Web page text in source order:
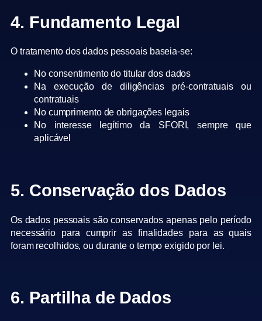
4. Fundamento Legal
O tratamento dos dados pessoais baseia-se:
No consentimento do titular dos dados
Na execução de diligências pré-contratuais ou
contratuais
No cumprimento de obrigações legais
No interesse legítimo da SFORI, sempre que
aplicável
5. Conservação dos Dados
Os dados pessoais são conservados apenas pelo período
necessário para cumprir as finalidades para as quais
foram recolhidos, ou durante o tempo exigido por lei.
6. Partilha de Dados